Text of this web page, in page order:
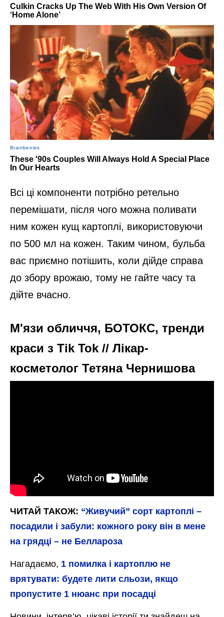
Всі ці компоненти потрібно ретельно
перемішати, після чого можна поливати
ним кожен кущ картоплі, використовуючи
по 500 мл на кожен. Таким чином, бульба
вас приємно потішить, коли дійде справа
до збору врожаю, тому не гайте часу та
дійте вчасно.
М'язи обличчя, БОТОКС, тренди
краси з Tik Tok // Лікар-
косметолог Тетяна Чернишова
ЧИТАЙ ТАКОЖ: “Живучий” сорт картоплі –
посадили і забули: кожного року він в мене
на грядці – не Беллароза
Нагадаємо, 1 помилка і картоплю не
врятувати: будете лити сльози, якщо
пропустите 1 нюанс при посадці